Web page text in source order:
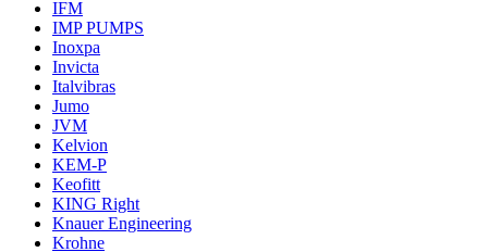
IFM
IMP PUMPS
Inoxpa
Invicta
Italvibras
Jumo
JVM
Kelvion
KEM-P
Keofitt
KING Right
Knauer Engineering
Krohne